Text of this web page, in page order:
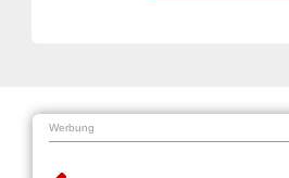
Werbung